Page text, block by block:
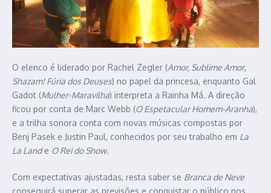
O elenco é liderado por Rachel Zegler (Amor, Sublime Amor,
Shazam! Fúria dos Deuses) no papel da princesa, enquanto Gal
Gadot (Mulher-Maravilha) interpreta a Rainha Má. A direção
ficou por conta de Marc Webb (O Espetacular Homem-Aranha),
e a trilha sonora conta com novas músicas compostas por
Benj Pasek e Justin Paul, conhecidos por seu trabalho em La
La Lande O Rei do Show.
Com expectativas ajustadas, resta saber se Branca de Neve